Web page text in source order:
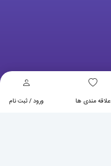
علاقه مندی ها ورود / ثبت نام